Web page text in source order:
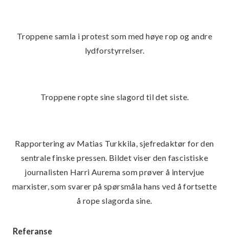
Troppene samla i protest som med høye rop og andre
lydforstyrrelser.
Troppene ropte sine slagord til det siste.
Rapportering av Matias Turkkila, sjefredaktør for den
sentrale finske pressen. Bildet viser den fascistiske
journalisten Harri Aurema som prøver å intervjue
marxister, som svarer på spørsmåla hans ved å fortsette
å rope slagorda sine.
Referanse